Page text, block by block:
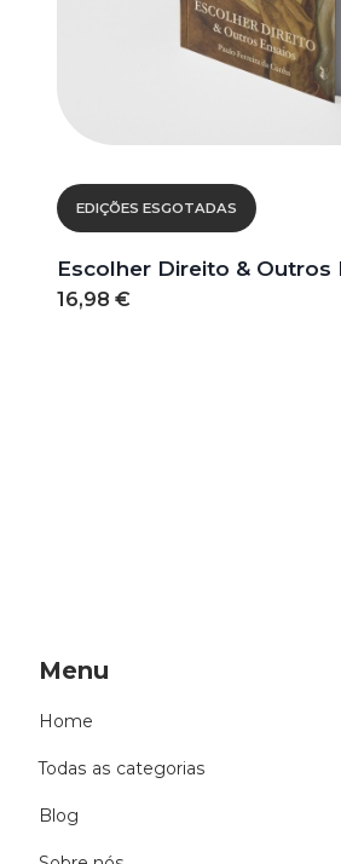
EDIÇÕES ESGOTADAS
Escolher Direito & Outros
16,98 €
Menu
Home
Todas as categorias
Blog